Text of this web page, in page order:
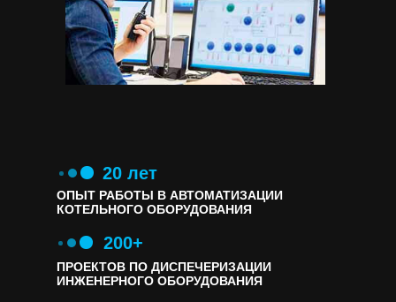
20 лет
ОПЫТ РАБОТЫ В АВТОМАТИЗАЦИИ
КОТЕЛЬНОГО ОБОРУДОВАНИЯ
200+
ПРОЕКТОВ ПО ДИСПЕЧЕРИЗАЦИИ
ИНЖЕНЕРНОГО ОБОРУДОВАНИЯ